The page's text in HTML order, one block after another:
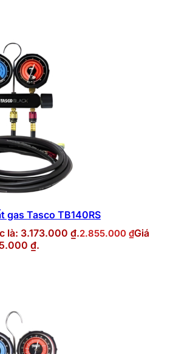
gas Tasco TB140RS
là: 3.173.000 ₫.2.855.000 ₫Giá
₫.